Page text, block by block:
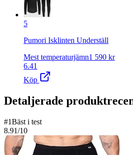
5
Pumori Isklinten Underställ
Mest temperaturjämn1 590 kr
6.41
Köp
Detaljerade
#1Bäst i test
8.91/10